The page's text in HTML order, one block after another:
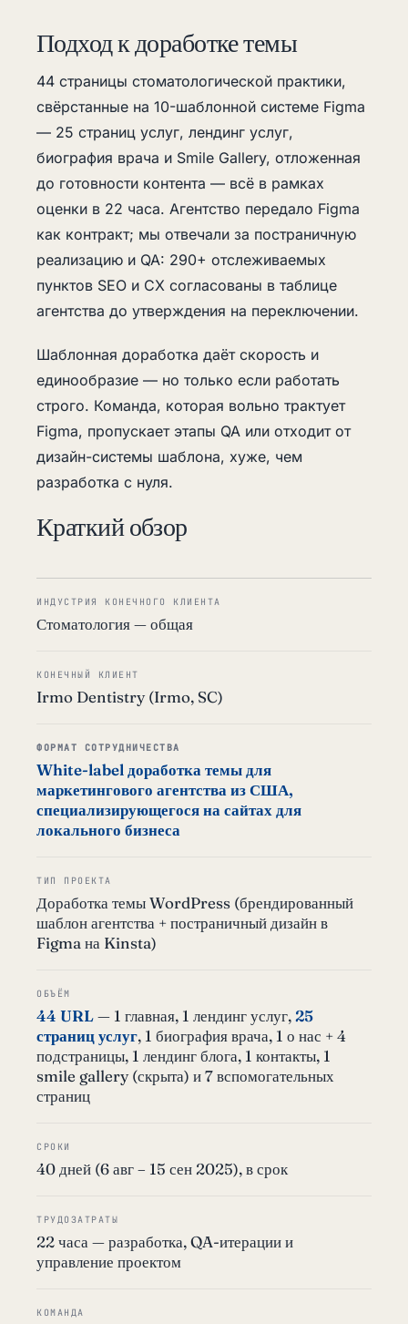
Подход к доработке темы
44 страницы стоматологической практики,
свёрстанные на 10-шаблонной системе Figma
— 25 страниц услуг, лендинг услуг,
биография врача и Smile Gallery, отложенная
до готовности контента — всё в рамках
оценки в 22 часа. Агентство передало Figma
как контракт; мы отвечали за постраничную
реализацию и QA: 290+ отслеживаемых
пунктов SEO и CX согласованы в таблице
агентства до утверждения на переключении.
Шаблонная доработка даёт скорость и
единообразие — но только если работать
строго. Команда, которая вольно трактует
Figma, пропускает этапы QA или отходит от
дизайн-системы шаблона, хуже, чем
разработка с нуля.
Краткий обзор
ИНДУСТРИЯ КОНЕЧНОГО КЛИЕНТА
Стоматология — общая
КОНЕЧНЫЙ КЛИЕНТ
Irmo Dentistry (Irmo, SC)
ФОРМАТ СОТРУДНИЧЕСТВА
White-label доработка темы для
маркетингового агентства из США,
специализирующегося на сайтах для
локального бизнеса
ТИП ПРОЕКТА
Доработка темы WordPress (брендированный
шаблон агентства + постраничный дизайн в
Figma на Kinsta)
ОБЪЁМ
44 URL— 1 главная, 1 лендинг услуг,25
страниц услуг, 1 биография врача, 1 о нас + 4
подстраницы, 1 лендинг блога, 1 контакты, 1
smile gallery (скрыта) и 7 вспомогательных
страниц
СРОКИ
40 дней (6 авг – 15 сен 2025), в срок
ТРУДОЗАТРАТЫ
22 часа — разработка, QA-итерации и
управление проектом
КОМАНДА